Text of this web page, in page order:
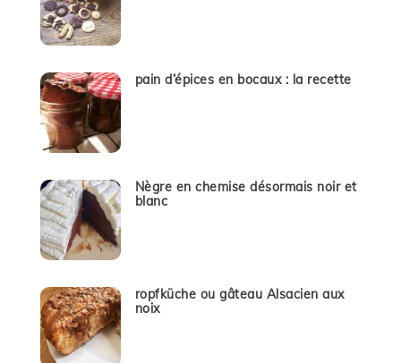
pain d’épices en bocaux : la recette
Nègre en chemise désormais noir et
blanc
ropfküche ou gâteau Alsacien aux
noix